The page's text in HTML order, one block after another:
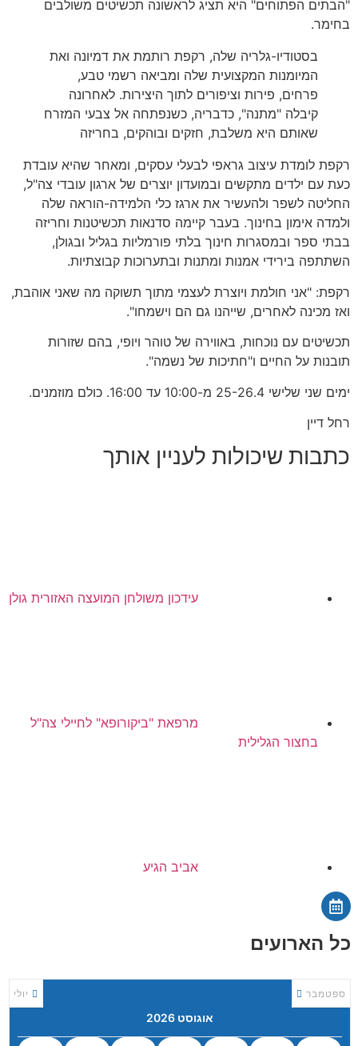
"הבתים הפתוחים" היא תציג לראשונה תכשיטים משולבים
בחימר.
בסטודיו-גלריה שלה, רקפת רותמת את דמיונה ואת
המיומנות המקצועית שלה ומביאה רשמי טבע,
פרחים, פירות וציפורים לתוך היצירות. לאחרונה
קיבלה "מתנה", כדבריה, כשנפתחה אל צבעי המזרח
שאותם היא משלבת, חזקים ובוהקים, בחריזה
רקפת לומדת עיצוב גראפי לבעלי עסקים, ומאחר שהיא עובדת
כעת עם ילדים מתקשים ובמועדון יוצרים של ארגון עובדי צה"ל,
החליטה לשפר ולהעשיר את ארגז כלי הלמידה-הוראה שלה
ולמדה אימון בחינוך. בעבר קיימה סדנאות תכשיטנות וחריזה
בבתי ספר ובמסגרות חינוך בלתי פורמליות בגליל ובגולן,
השתתפה בירידי אמנות ומתנות ובתערוכות קבוצתיות.
רקפת: "אני חולמת ויוצרת לעצמי מתוך תשוקה מה שאני אוהבת,
ואז מכינה לאחרים, שייהנו גם הם וישמחו".
תכשיטים עם נוכחות, באווירה של טוהר ויופי, בהם שזורות
תובנות על החיים ו"חתיכות של נשמה".
ימים שני שלישי 25-26.4 מ-10:00 עד 16:00. כולם מוזמנים.
רחל דיין
כתבות שיכולות לעניין אותך
עידכון משולחן המועצה האזורית גולן
מרפאת "ביקורופא" לחיילי צה"ל
בחצור הגלילית
אביב הגיע
כל הארועים
יולי
אוגוסט 2026
ספטמבר